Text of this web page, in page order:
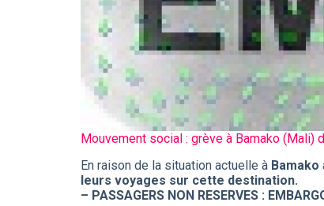
Mouvement social : grève à Bamako (Mali)
En raison de la situation actuelle à Bamako
leurs voyages sur cette destination.
– PASSAGERS NON RESERVES :